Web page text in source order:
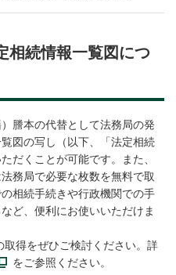
相続情報一覧図につ
謄本の代替として法務局の発
図の写し（以下、「法定相続
だくことが可能です。また、
務局で必要な枚数を無料で取
相続手続きや行政機関での手
ど、便利にお使いいただけま
取得をぜひご検討ください。詳
をご参照ください。